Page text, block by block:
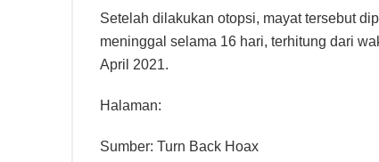
Setelah dilakukan otopsi, mayat tersebut
meninggal selama 16 hari, terhitung dari
April 2021.
Halaman:
Sumber: Turn Back Hoax